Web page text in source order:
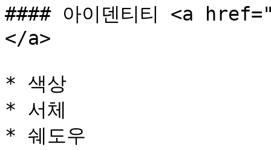
#### 아이덴티티 <a
</a>
* 색상
* 서체
* 쉐도우